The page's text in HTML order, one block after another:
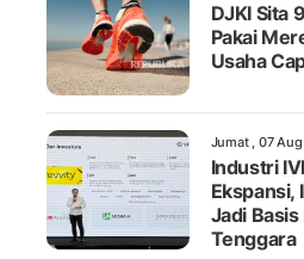
DJKI Sita
Pakai
Usaha
Jumat , 07
Industri
Ekspansi,
Jadi
Tenggara